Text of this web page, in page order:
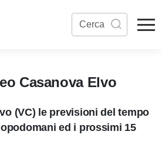
Casanova Elvo
(VC) le previsioni del tempo
ed i prossimi 15